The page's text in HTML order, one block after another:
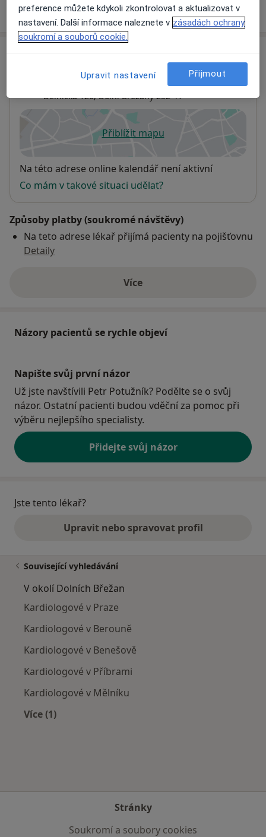
Poliklinika Dolní Břežany
Dělnická 120, Dolní Břežany252 41
Přiblížit mapuse otevře v nové záložce
Dostupnost
Na této adrese online kalendář není aktivní
Co mám v takové situaci udělat?
Způsoby platby (soukromé návštěvy)
Na teto adrese lékař přijímá pacienty na pojišťovnu
Detaily
Víceo adrese
Názory pacientů se rychle objeví
Napište svůj první názor
Už jste navštívili Petr Potužník? Podělte se o svůj
názor. Ostatní pacienti budou vděční za pomoc při
výběru nejlepšího specialisty.
Přidejte svůj názor
Jste tento lékař?
Upravit nebo spravovat profil
Související vyhledávání
V okolí Dolních Břežan
Kardiologové v Praze
Kardiologové v Berouně
Kardiologové v Benešově
Kardiologové v Příbrami
Kardiologové v Mělníku
Více (1)
Stránky
Soukromí a soubory cookies
preference můžete kdykoli zkontrolovat a aktualizovat v
nastavení. Další informace naleznete v zásadách ochrany
soukromí a souborů cookie.
Upravit nastavení Přijmout